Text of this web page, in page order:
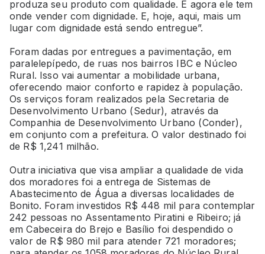
produza seu produto com qualidade. E agora ele tem
onde vender com dignidade. E, hoje, aqui, mais um
lugar com dignidade está sendo entregue”.
Foram dadas por entregues a pavimentação, em
paralelepípedo, de ruas nos bairros IBC e Núcleo
Rural. Isso vai aumentar a mobilidade urbana,
oferecendo maior conforto e rapidez à população.
Os serviços foram realizados pela Secretaria de
Desenvolvimento Urbano (Sedur), através da
Companhia de Desenvolvimento Urbano (Conder),
em conjunto com a prefeitura. O valor destinado foi
de R$ 1,241 milhão.
Outra iniciativa que visa ampliar a qualidade de vida
dos moradores foi a entrega de Sistemas de
Abastecimento de Água a diversas localidades de
Bonito. Foram investidos R$ 448 mil para contemplar
242 pessoas no Assentamento Piratini e Ribeiro; já
em Cabeceira do Brejo e Basílio foi despendido o
valor de R$ 980 mil para atender 721 moradores;